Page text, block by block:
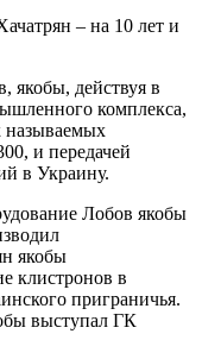
– на 10 лет и
якобы, действуя в
комплекса,
называемых
и передачей
в Украину.
Лобов якобы
якобы
клистронов в
приграничья.
выступал ГК